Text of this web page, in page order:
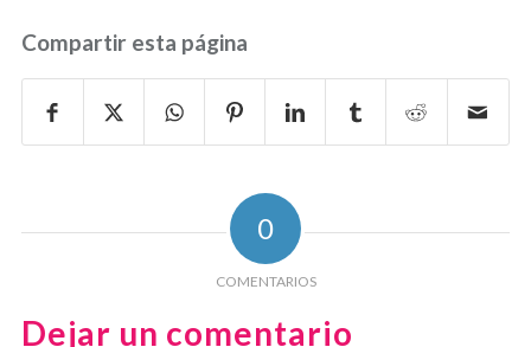
Compartir esta página
0
COMENTARIOS
Dejar un comentario